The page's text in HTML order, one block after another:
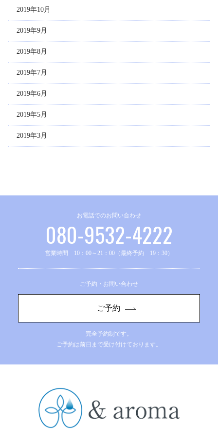
2019年10月
2019年9月
2019年8月
2019年7月
2019年6月
2019年5月
2019年3月
お電話でのお問い合わせ
080-9532-4222
営業時間 10：00～21：00（最終予約 19：30）
ご予約・お問い合わせ
ご予約
完全予約制です。
ご予約は前日まで受け付けております。